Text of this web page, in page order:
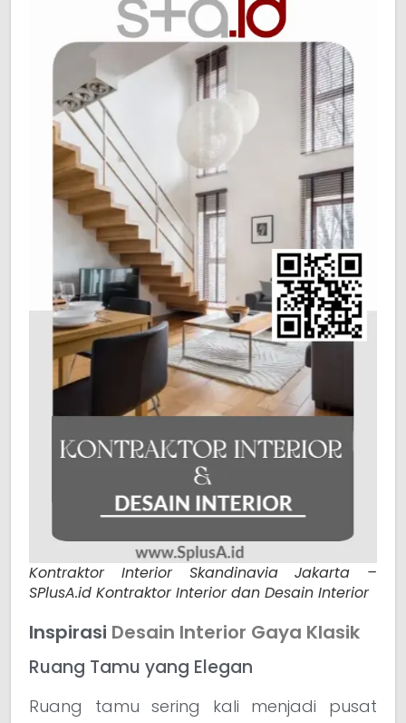
Kontraktor Interior Skandinavia Jakarta –
SPlusA.id Kontraktor Interior dan Desain Interior
Inspirasi Desain Interior Gaya Klasik
Ruang Tamu yang Elegan
Ruang tamu sering kali menjadi pusat